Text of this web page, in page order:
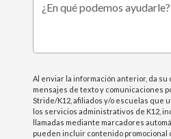
¿En qué podemos ayudarle?
Al enviar la información anterior, da
mensajes de texto y comunicaciones
Stride/K12, afiliados y/o escuelas que
los servicios administrativos de K12,
llamadas mediante marcadores
pueden incluir contenido promocional